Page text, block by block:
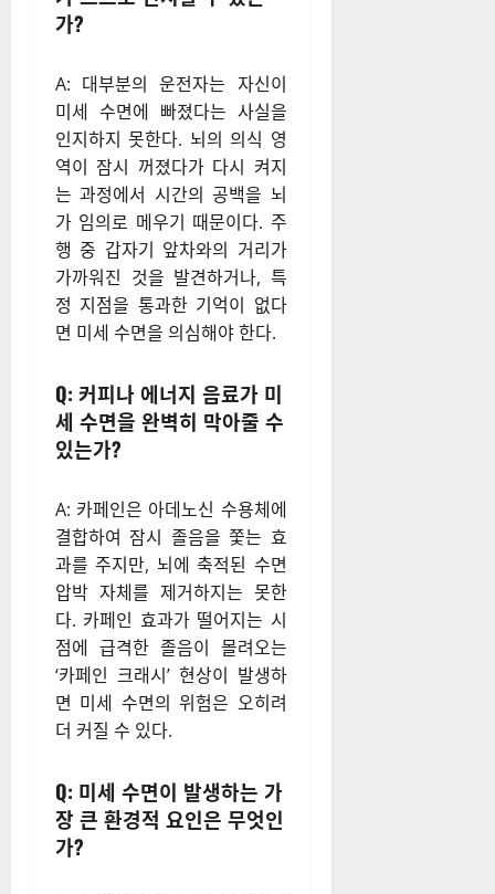
가?
A: 대부분의 운전자는 자신이
미세 수면에 빠졌다는 사실을
인지하지 못한다. 뇌의 의식 영
역이 잠시 꺼졌다가 다시 켜지
는 과정에서 시간의 공백을 뇌
가 임의로 메우기 때문이다. 주
행 중 갑자기 앞차와의 거리가
가까워진 것을 발견하거나, 특
정 지점을 통과한 기억이 없다
면 미세 수면을 의심해야 한다.
Q: 커피나 에너지 음료가 미
세 수면을 완벽히 막아줄 수
있는가?
A: 카페인은 아데노신 수용체에
결합하여 잠시 졸음을 쫓는 효
과를 주지만, 뇌에 축적된 수면
압박 자체를 제거하지는 못한
다. 카페인 효과가 떨어지는 시
점에 급격한 졸음이 몰려오는
‘카페인 크래시’ 현상이 발생하
면 미세 수면의 위험은 오히려
더 커질 수 있다.
Q: 미세 수면이 발생하는 가
장 큰 환경적 요인은 무엇인
가?